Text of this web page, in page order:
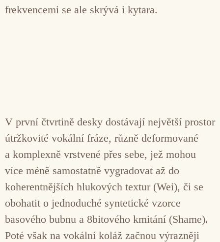
frekvencemi se ale skrývá i kytara.
V první čtvrtině desky dostávají největší prostor
útržkovité vokální fráze, různě deformované
a komplexně vrstvené přes sebe, jež mohou
více méně samostatně vygradovat až do
koherentnějších hlukových textur (Wei), či se
obohatit o jednoduché syntetické vzorce
basového bubnu a 8bitového kmitání (Shame).
Poté však na vokální koláž začnou výrazněji